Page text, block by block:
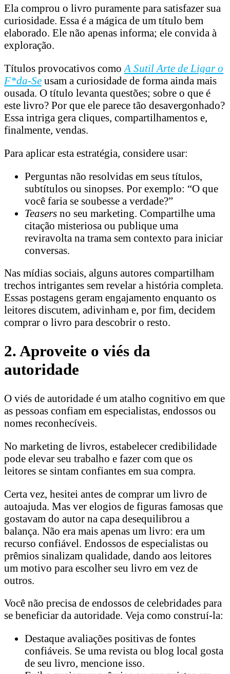
Ela comprou o livro puramente para satisfazer sua
curiosidade. Essa é a mágica de um título bem
elaborado. Ele não apenas informa; ele convida à
exploração.
Títulos provocativos como A Sutil Arte de Ligar o
F*da-Se usam a curiosidade de forma ainda mais
ousada. O título levanta questões; sobre o que é
este livro? Por que ele parece tão desavergonhado?
Essa intriga gera cliques, compartilhamentos e,
finalmente, vendas.
Para aplicar esta estratégia, considere usar:
Perguntas não resolvidas em seus títulos,
subtítulos ou sinopses. Por exemplo: “O que
você faria se soubesse a verdade?”
Teasers no seu marketing. Compartilhe uma
citação misteriosa ou publique uma
reviravolta na trama sem contexto para iniciar
conversas.
Nas mídias sociais, alguns autores compartilham
trechos intrigantes sem revelar a história completa.
Essas postagens geram engajamento enquanto os
leitores discutem, adivinham e, por fim, decidem
comprar o livro para descobrir o resto.
2. Aproveite o viés da
autoridade
O viés de autoridade é um atalho cognitivo em que
as pessoas confiam em especialistas, endossos ou
nomes reconhecíveis.
No marketing de livros, estabelecer credibilidade
pode elevar seu trabalho e fazer com que os
leitores se sintam confiantes em sua compra.
Certa vez, hesitei antes de comprar um livro de
autoajuda. Mas ver elogios de figuras famosas que
gostavam do autor na capa desequilibrou a
balança. Não era mais apenas um livro: era um
recurso confiável. Endossos de especialistas ou
prêmios sinalizam qualidade, dando aos leitores
um motivo para escolher seu livro em vez de
outros.
Você não precisa de endossos de celebridades para
se beneficiar da autoridade. Veja como construí-la:
Destaque avaliações positivas de fontes
confiáveis. Se uma revista ou blog local gosta
de seu livro, mencione isso.